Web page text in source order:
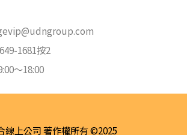
1681按2
～18:00
線上公司 著作權所有 ©2025